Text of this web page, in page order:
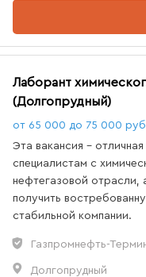
Лаборант
(Долгопрудный)
от 65 000 до 75 000
Эта вакансия -
специалистам с
нефтегазовой отрасли,
получить
стабильной компании.
Газпромнефть-
Долгопрудный